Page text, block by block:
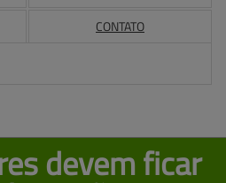
CONTATO
devem ficar